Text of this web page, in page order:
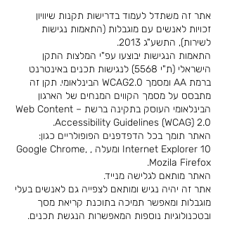
אתר זה משתדל לעמוד בדרישות תקנות שיוויון
זכויות לאנשים עם מוגבלות (התאמות נגישות
לשירות), התשע"ג 2013.
התאמות הנגישות יבוצעו עפ"י המלצות התקן
הישראלי (ת"י 5568) לנגישות תכנים באינטרנט
ברמת AA ומסמך WCAG2.0 הבינלאומי. תקן זה
מתבסס על מסמך הקווים המנחים של הארגון
הבינלאומי העוסק בתקינה ברשת – Web Content
Accessibility Guidelines (WCAG) 2.0.
האתר תומך בכל הדפדפנים הפופולריים כגון:
Internet Explorer 10 ומעלה , Google Chrome,
Mozila Firefox.
האתר מותאם לגלישה מנייד.
אתר זה יהיה נגיש ומותאם לצפייה גם לאנשים בעלי
מוגבלות ומאפשר תמיכה בתוכנת קריאת מסך
ובטכנולוגיות נוספות המאפשרות הנגשת תכנים.